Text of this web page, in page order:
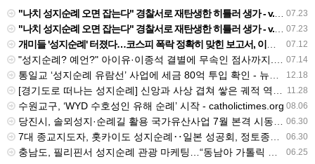
07.23
"나치 성지순례 오면 잡는다" 경찰서로 재탄생한 히틀러 생가 - v.daum.net
07.23
"나치 성지순례 오면 잡는다" 경찰서로 재탄생한 히틀러 생가 - v.daum.net
07.12
개미들 '성지순례' 터졌다…코스피 폭락 정확히 맞힌 보고서, 이번엔 "지금 사야" - 네이트
07.14
"성지순례? 예언?" 아이유·이종석 결별에 무속인 점사까지..과도한 추측 '눈살' [Oh!쎈 초점] - v.daum.net
12.18
통일교 ‘성지순례 유람선’ 사업에 세금 80억 투입 확인 - 뉴스타파
11.28
[경기도로 떠나는 성지순례] 신앙과 사상 겹쳐 쌓은 궤적 역동하는 도시를 이루다 - v.daum.net
08.06
수원교구, ‘WYD 수호성인 유해 순례’ 시작 - catholictimes.org
06.30
당진시, 솔뫼성지·순례길 활용 국가유산사업 7월 본격 시동 - 밥상뉴스
06.30
7대 종교지도자, 홋카이도 성지순례‥일본 성공회, 정토종과 교류 - btnnews.tv
06.25
충남도, 필리핀서 성지순례 관광 마케팅…“동남아 가톨릭 시장 공략” - newskorea.ne.kr